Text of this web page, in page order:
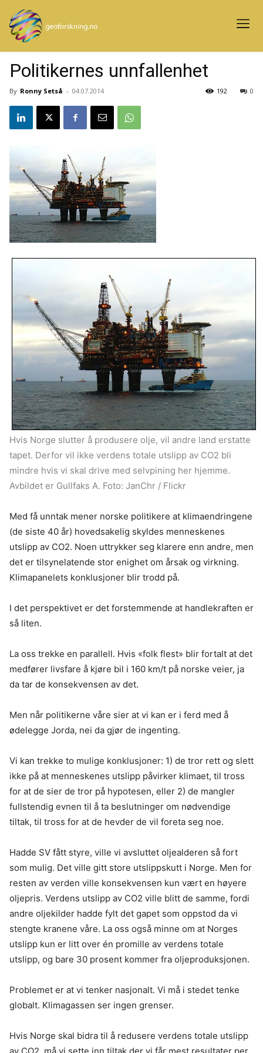
Politikernes unnfallenhet
By Ronny Setså - 04.07.2014 0
192
Hvis Norge slutter å produsere olje, vil andre land erstatte
tapet. Derfor vil ikke verdens totale utslipp av CO2 bli
mindre hvis vi skal drive med selvpining her hjemme.
Avbildet er Gullfaks A. Foto: JanChr / Flickr
Med få unntak mener norske politikere at klimaendringene
(de siste 40 år) hovedsakelig skyldes menneskenes
utslipp av CO2. Noen uttrykker seg klarere enn andre, men
det er tilsynelatende stor enighet om årsak og virkning.
Klimapanelets konklusjoner blir trodd på.
I det perspektivet er det forstemmende at handlekraften er
så liten.
La oss trekke en parallell. Hvis «folk flest» blir fortalt at det
medfører livsfare å kjøre bil i 160 km/t på norske veier, ja
da tar de konsekvensen av det.
Men når politikerne våre sier at vi kan er i ferd med å
ødelegge Jorda, nei da gjør de ingenting.
Vi kan trekke to mulige konklusjoner: 1) de tror rett og slett
ikke på at menneskenes utslipp påvirker klimaet, til tross
for at de sier de tror på hypotesen, eller 2) de mangler
fullstendig evnen til å ta beslutninger om nødvendige
tiltak, til tross for at de hevder de vil foreta seg noe.
Hadde SV fått styre, ville vi avsluttet oljealderen så fort
som mulig. Det ville gitt store utslippskutt i Norge. Men for
resten av verden ville konsekvensen kun vært en høyere
oljepris. Verdens utslipp av CO2 ville blitt de samme, fordi
andre oljekilder hadde fylt det gapet som oppstod da vi
stengte kranene våre. La oss også minne om at Norges
utslipp kun er litt over én promille av verdens totale
utslipp, og bare 30 prosent kommer fra oljeproduksjonen.
Problemet er at vi tenker nasjonalt. Vi må i stedet tenke
globalt. Klimagassen ser ingen grenser.
Hvis Norge skal bidra til å redusere verdens totale utslipp
av CO2, må vi sette inn tiltak der vi får mest resultater per